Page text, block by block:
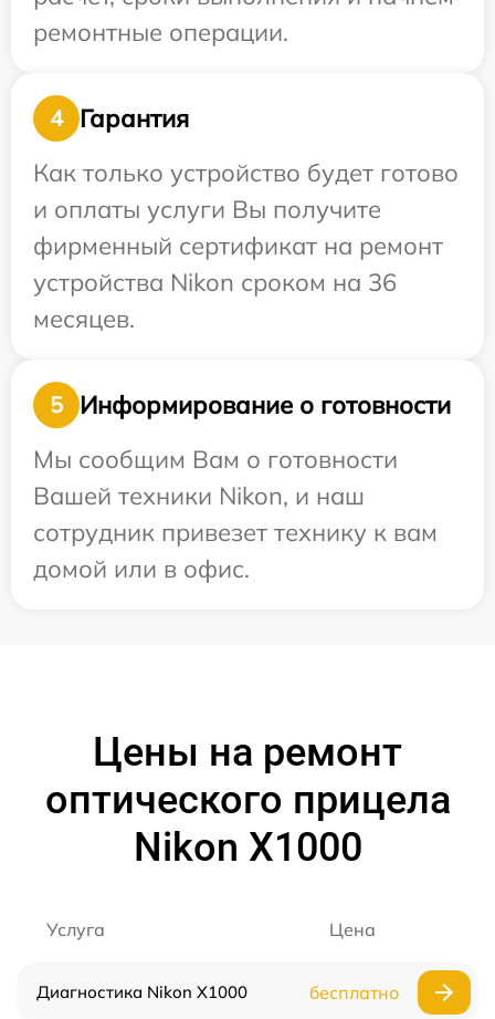
ремонтные операции.
4
Гарантия
Как только устройство будет готово
и оплаты услуги Вы получите
фирменный сертификат на ремонт
устройства Nikon сроком на 36
месяцев.
5
Информирование о готовности
Мы сообщим Вам о готовности
Вашей техники Nikon, и наш
сотрудник привезет технику к вам
домой или в офис.
Цены на ремонт
оптического прицела
Nikon X1000
Услуга Цена
Диагностика Nikon X1000 бесплатно